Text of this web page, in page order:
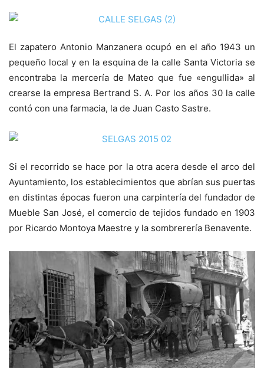
El zapatero Antonio Manzanera ocupó en el año 1943 un
pequeño local y en la esquina de la calle Santa Victoria se
encontraba la mercería de Mateo que fue «engullida» al
crearse la empresa Bertrand S. A. Por los años 30 la calle
contó con una farmacia, la de Juan Casto Sastre.
Si el recorrido se hace por la otra acera desde el arco del
Ayuntamiento, los establecimientos que abrían sus puertas
en distintas épocas fueron una carpintería del fundador de
Mueble San José, el comercio de tejidos fundado en 1903
por Ricardo Montoya Maestre y la sombrerería Benavente.